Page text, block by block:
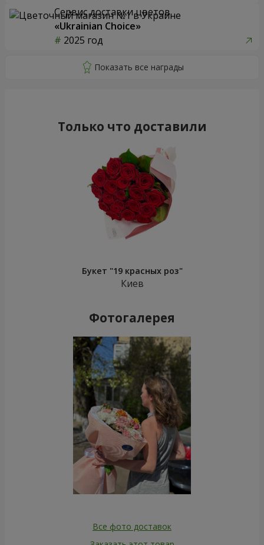
Сервис доставки цветов
«Ukrainian Choice»
2025 год
Только что доставили
Букет "19 красных роз"
Киев
Фотогалерея
Все фото доставок